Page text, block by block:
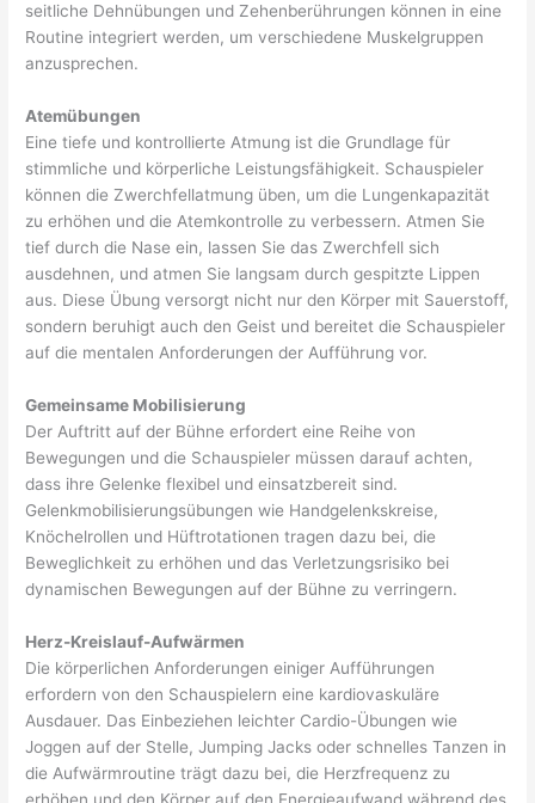
seitliche Dehnübungen und Zehenberührungen können in eine
Routine integriert werden, um verschiedene Muskelgruppen
anzusprechen.
Atemübungen
Eine tiefe und kontrollierte Atmung ist die Grundlage für
stimmliche und körperliche Leistungsfähigkeit. Schauspieler
können die Zwerchfellatmung üben, um die Lungenkapazität
zu erhöhen und die Atemkontrolle zu verbessern. Atmen Sie
tief durch die Nase ein, lassen Sie das Zwerchfell sich
ausdehnen, und atmen Sie langsam durch gespitzte Lippen
aus. Diese Übung versorgt nicht nur den Körper mit Sauerstoff,
sondern beruhigt auch den Geist und bereitet die Schauspieler
auf die mentalen Anforderungen der Aufführung vor.
Gemeinsame Mobilisierung
Der Auftritt auf der Bühne erfordert eine Reihe von
Bewegungen und die Schauspieler müssen darauf achten,
dass ihre Gelenke flexibel und einsatzbereit sind.
Gelenkmobilisierungsübungen wie Handgelenkskreise,
Knöchelrollen und Hüftrotationen tragen dazu bei, die
Beweglichkeit zu erhöhen und das Verletzungsrisiko bei
dynamischen Bewegungen auf der Bühne zu verringern.
Herz-Kreislauf-Aufwärmen
Die körperlichen Anforderungen einiger Aufführungen
erfordern von den Schauspielern eine kardiovaskuläre
Ausdauer. Das Einbeziehen leichter Cardio-Übungen wie
Joggen auf der Stelle, Jumping Jacks oder schnelles Tanzen in
die Aufwärmroutine trägt dazu bei, die Herzfrequenz zu
erhöhen und den Körper auf den Energieaufwand während des